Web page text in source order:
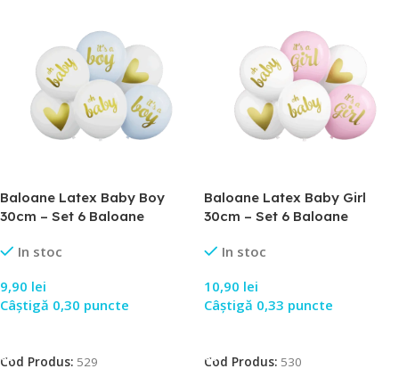
Baloane Latex Baby Boy
30cm – Set 6 Baloane
In stoc
9,90 lei
Câștigă 0,30 puncte
Cod Produs: 529
Baloane Latex Baby Girl
30cm – Set 6 Baloane
In stoc
10,90 lei
Câștigă 0,33 puncte
Cod Produs: 530